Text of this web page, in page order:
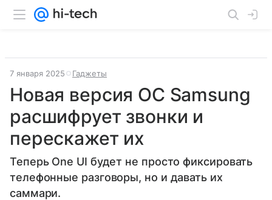
7 января 2025 Гаджеты
Новая версия ОС Samsung
расшифрует звонки и
перескажет их
Теперь One UI будет не просто фиксировать
телефонные разговоры, но и давать их
саммари.